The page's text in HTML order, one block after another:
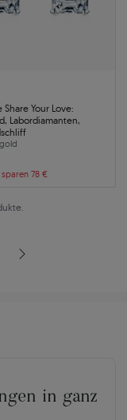
Your Love:
Labordiamanten,
sparen 78 €
in ganz